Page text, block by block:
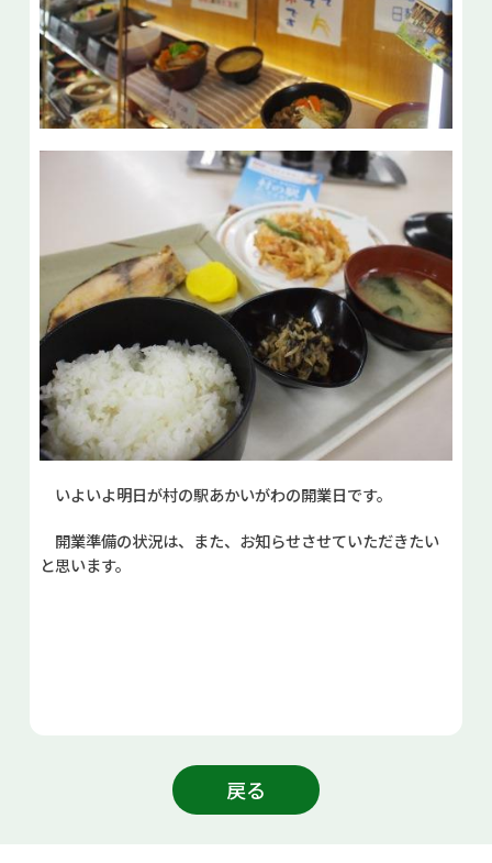
いよいよ明日が村の駅あかいがわの開業日です。
開業準備の状況は、また、お知らせさせていただきたい
と思います。
戻る